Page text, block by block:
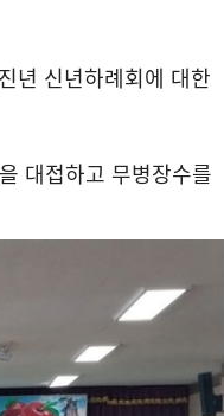
년 신년하례회에 대한
대접하고 무병장수를